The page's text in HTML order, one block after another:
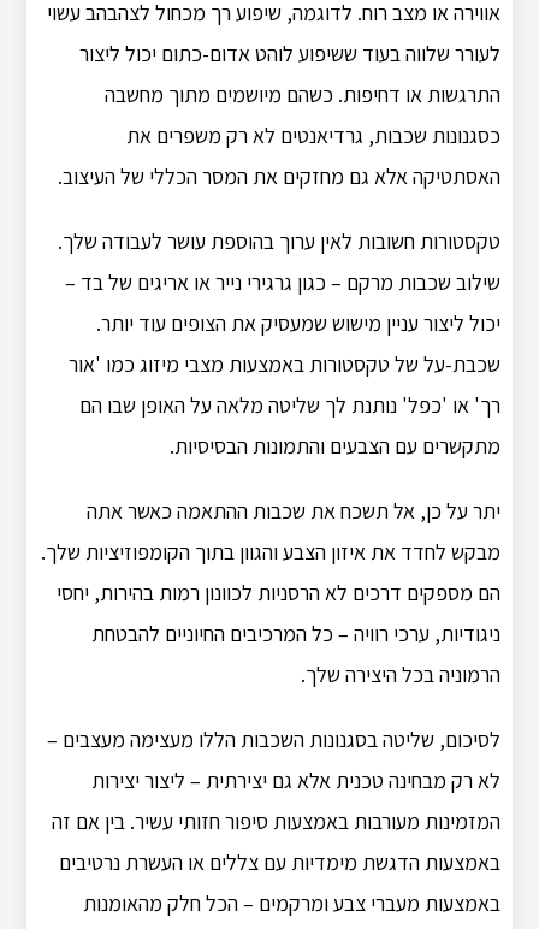
אווירה או מצב רוח. לדוגמה, שיפוע רך מכחול לצהבהב עשוי
לעורר שלווה בעוד ששיפוע לוהט אדום-כתום יכול ליצור
התרגשות או דחיפות. כשהם מיושמים מתוך מחשבה
כסגנונות שכבות, גרדיאנטים לא רק משפרים את
האסתטיקה אלא גם מחזקים את המסר הכללי של העיצוב.
טקסטורות חשובות לאין ערוך בהוספת עושר לעבודה שלך.
שילוב שכבות מרקם – כגון גרגירי נייר או אריגים של בד –
יכול ליצור עניין מישוש שמעסיק את הצופים עוד יותר.
שכבת-על של טקסטורות באמצעות מצבי מיזוג כמו 'אור
רך' או 'כפל' נותנת לך שליטה מלאה על האופן שבו הם
מתקשרים עם הצבעים והתמונות הבסיסיות.
יתר על כן, אל תשכח את שכבות ההתאמה כאשר אתה
מבקש לחדד את איזון הצבע והגוון בתוך הקומפוזיציות שלך.
הם מספקים דרכים לא הרסניות לכוונון רמות בהירות, יחסי
ניגודיות, ערכי רוויה – כל המרכיבים החיוניים להבטחת
הרמוניה בכל היצירה שלך.
לסיכום, שליטה בסגנונות השכבות הללו מעצימה מעצבים –
לא רק מבחינה טכנית אלא גם יצירתית – ליצור יצירות
המזמינות מעורבות באמצעות סיפור חזותי עשיר. בין אם זה
באמצעות הדגשת מימדיות עם צללים או העשרת נרטיבים
באמצעות מעברי צבע ומרקמים – הכל חלק מהאומנות